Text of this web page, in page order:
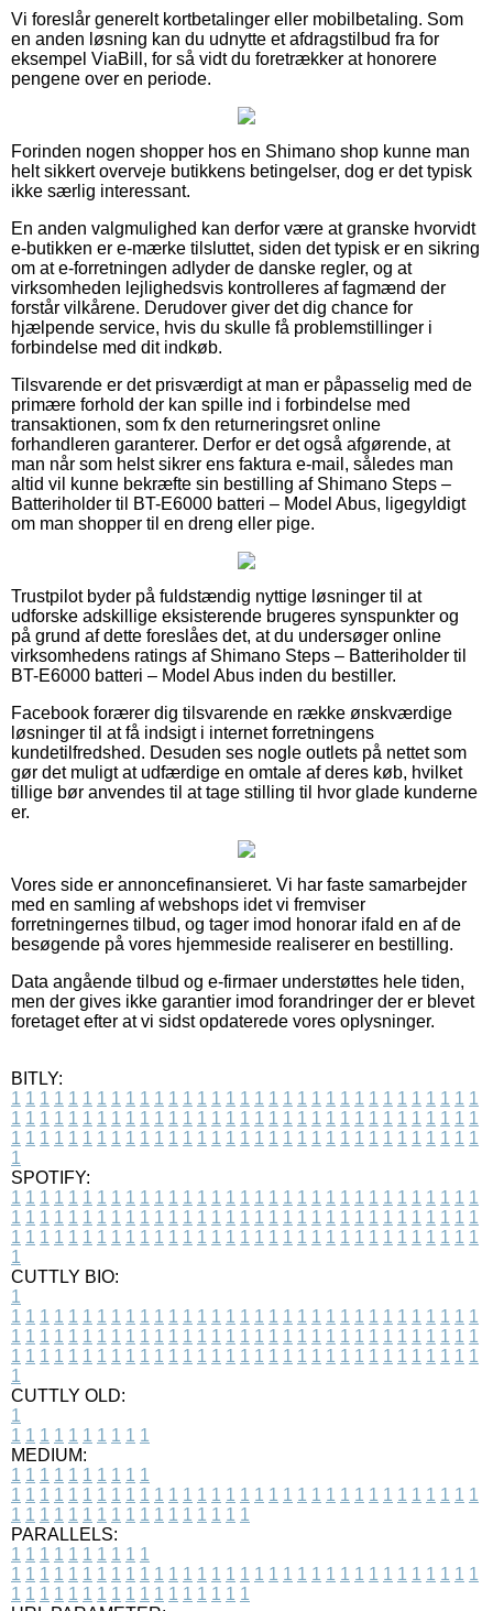
Vi foreslår generelt kortbetalinger eller mobilbetaling. Som
en anden løsning kan du udnytte et afdragstilbud fra for
eksempel ViaBill, for så vidt du foretrækker at honorere
pengene over en periode.
Forinden nogen shopper hos en Shimano shop kunne man
helt sikkert overveje butikkens betingelser, dog er det typisk
ikke særlig interessant.
En anden valgmulighed kan derfor være at granske hvorvidt
e-butikken er e-mærke tilsluttet, siden det typisk er en sikring
om at e-forretningen adlyder de danske regler, og at
virksomheden lejlighedsvis kontrolleres af fagmænd der
forstår vilkårene. Derudover giver det dig chance for
hjælpende service, hvis du skulle få problemstillinger i
forbindelse med dit indkøb.
Tilsvarende er det prisværdigt at man er påpasselig med de
primære forhold der kan spille ind i forbindelse med
transaktionen, som fx den returneringsret online
forhandleren garanterer. Derfor er det også afgørende, at
man når som helst sikrer ens faktura e-mail, således man
altid vil kunne bekræfte sin bestilling af Shimano Steps –
Batteriholder til BT-E6000 batteri – Model Abus, ligegyldigt
om man shopper til en dreng eller pige.
Trustpilot byder på fuldstændig nyttige løsninger til at
udforske adskillige eksisterende brugeres synspunkter og
på grund af dette foreslåes det, at du undersøger online
virksomhedens ratings af Shimano Steps – Batteriholder til
BT-E6000 batteri – Model Abus inden du bestiller.
Facebook forærer dig tilsvarende en række ønskværdige
løsninger til at få indsigt i internet forretningens
kundetilfredshed. Desuden ses nogle outlets på nettet som
gør det muligt at udfærdige en omtale af deres køb, hvilket
tillige bør anvendes til at tage stilling til hvor glade kunderne
er.
Vores side er annoncefinansieret. Vi har faste samarbejder
med en samling af webshops idet vi fremviser
forretningernes tilbud, og tager imod honorar ifald en af de
besøgende på vores hjemmeside realiserer en bestilling.
Data angående tilbud og e-firmaer understøttes hele tiden,
men der gives ikke garantier imod forandringer der er blevet
foretaget efter at vi sidst opdaterede vores oplysninger.
BITLY:
1 1 1 1 1 1 1 1 1 1 1 1 1 1 1 1 1 1 1 1 1 1 1 1 1 1 1 1 1 1 1 1 1
1 1 1 1 1 1 1 1 1 1 1 1 1 1 1 1 1 1 1 1 1 1 1 1 1 1 1 1 1 1 1 1 1
1 1 1 1 1 1 1 1 1 1 1 1 1 1 1 1 1 1 1 1 1 1 1 1 1 1 1 1 1 1 1 1 1
1
SPOTIFY:
1 1 1 1 1 1 1 1 1 1 1 1 1 1 1 1 1 1 1 1 1 1 1 1 1 1 1 1 1 1 1 1 1
1 1 1 1 1 1 1 1 1 1 1 1 1 1 1 1 1 1 1 1 1 1 1 1 1 1 1 1 1 1 1 1 1
1 1 1 1 1 1 1 1 1 1 1 1 1 1 1 1 1 1 1 1 1 1 1 1 1 1 1 1 1 1 1 1 1
1
CUTTLY BIO:
1
1 1 1 1 1 1 1 1 1 1 1 1 1 1 1 1 1 1 1 1 1 1 1 1 1 1 1 1 1 1 1 1 1
1 1 1 1 1 1 1 1 1 1 1 1 1 1 1 1 1 1 1 1 1 1 1 1 1 1 1 1 1 1 1 1 1
1 1 1 1 1 1 1 1 1 1 1 1 1 1 1 1 1 1 1 1 1 1 1 1 1 1 1 1 1 1 1 1 1
1
CUTTLY OLD:
1
1 1 1 1 1 1 1 1 1 1
MEDIUM:
1 1 1 1 1 1 1 1 1 1
1 1 1 1 1 1 1 1 1 1 1 1 1 1 1 1 1 1 1 1 1 1 1 1 1 1 1 1 1 1 1 1 1
1 1 1 1 1 1 1 1 1 1 1 1 1 1 1 1 1
PARALLELS:
1 1 1 1 1 1 1 1 1 1
1 1 1 1 1 1 1 1 1 1 1 1 1 1 1 1 1 1 1 1 1 1 1 1 1 1 1 1 1 1 1 1 1
1 1 1 1 1 1 1 1 1 1 1 1 1 1 1 1 1